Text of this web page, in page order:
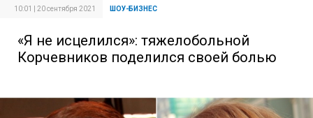
10:01 | 20 сентября 2021 ШОУ-БИЗНЕС
«Я не исцелился»: тяжелобольной
Корчевников поделился своей болью